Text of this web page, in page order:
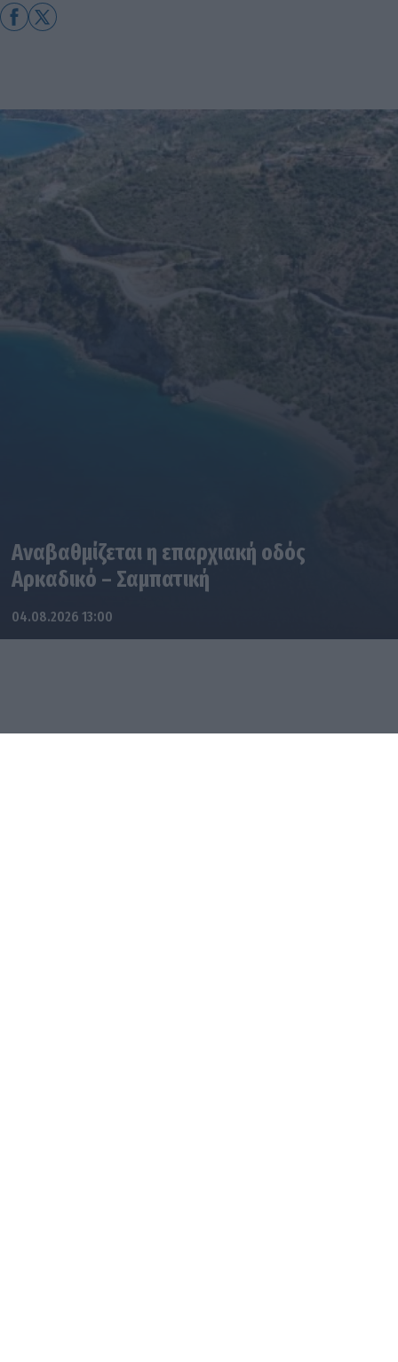
Αναβαθμίζεται η επαρχιακή οδός
Αρκαδικό – Σαμπατική
04.08.2026 13:00